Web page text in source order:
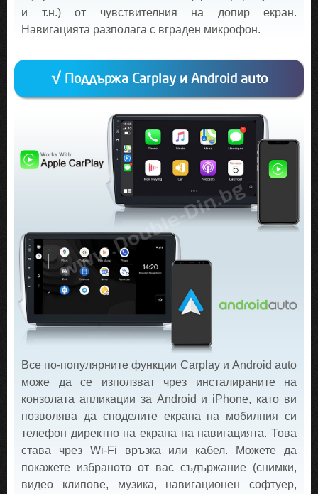
и т.н.) от чувствителния на допир екран.
Навигацията разполага с вграден микрофон.
√ Поддържа Carplay и Android auto
Все по-популярните функции Carplay и Android auto
може да се използват чрез инсталираните на
конзолата апликации за Android и iPhone, като ви
позволява да споделите екрана на мобилния си
телефон директно на екрана на навигацията. Това
става чрез Wi-Fi връзка или кабел. Можете да
покажете избраното от вас съдържание (снимки,
видео клипове, музика, навигационен софтуер,